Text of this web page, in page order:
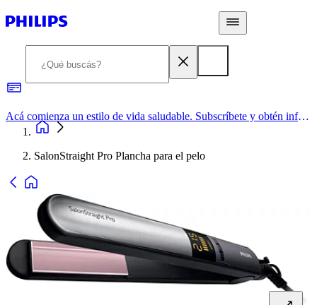
Acá comienza un estilo de vida saludable. Subscríbete y obtén información de primera mano
SalonStraight Pro Plancha para el pelo